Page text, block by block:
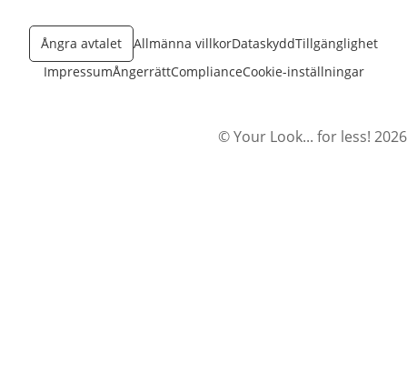
Ångra avtalet Allmänna villkorDataskyddTillgänglighet
ImpressumÅngerrättComplianceCookie-inställningar
© Your Look... for less! 2026